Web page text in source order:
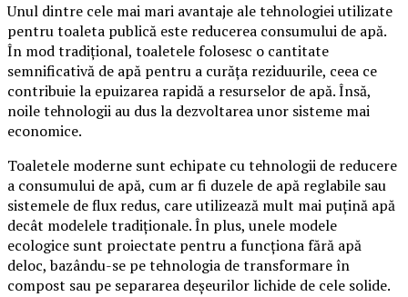
Unul dintre cele mai mari avantaje ale tehnologiei utilizate
pentru toaleta publică este reducerea consumului de apă.
În mod tradițional, toaletele folosesc o cantitate
semnificativă de apă pentru a curăța reziduurile, ceea ce
contribuie la epuizarea rapidă a resurselor de apă. Însă,
noile tehnologii au dus la dezvoltarea unor sisteme mai
economice.
Toaletele moderne sunt echipate cu tehnologii de reducere
a consumului de apă, cum ar fi duzele de apă reglabile sau
sistemele de flux redus, care utilizează mult mai puțină apă
decât modelele tradiționale. În plus, unele modele
ecologice sunt proiectate pentru a funcționa fără apă
deloc, bazându-se pe tehnologia de transformare în
compost sau pe separarea deșeurilor lichide de cele solide.